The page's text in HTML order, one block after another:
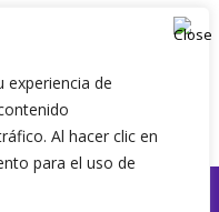
de
Al hacer clic en
para el uso de
productos